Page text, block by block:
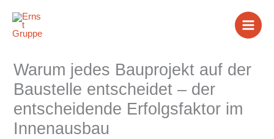
Inhalt
springen
Warum jedes Bauprojekt auf der
Baustelle entscheidet – der
entscheidende Erfolgsfaktor im
Innenausbau